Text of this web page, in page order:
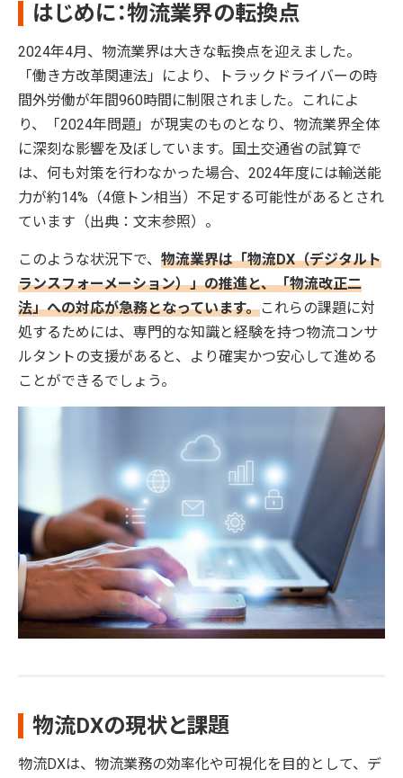
はじめに：物流業界の転換点
2024年4月、物流業界は大きな転換点を迎えました。
「働き方改革関連法」により、トラックドライバーの時
間外労働が年間960時間に制限されました。これによ
り、「2024年問題」が現実のものとなり、物流業界全体
に深刻な影響を及ぼしています。国土交通省の試算で
は、何も対策を行わなかった場合、2024年度には輸送能
力が約14%（4億トン相当）不足する可能性があるとされ
ています（出典：文末参照）。
このような状況下で、 物流業界は「物流DX（デジタルト
ランスフォーメーション）」の推進と、「物流改正二
法」への対応が急務となっています。これらの課題に対
処するためには、専門的な知識と経験を持つ物流コンサ
ルタントの支援があると、より確実かつ安心して進める
ことができるでしょう。
物流DXの現状と課題
物流DXは、物流業務の効率化や可視化を目的として、デ